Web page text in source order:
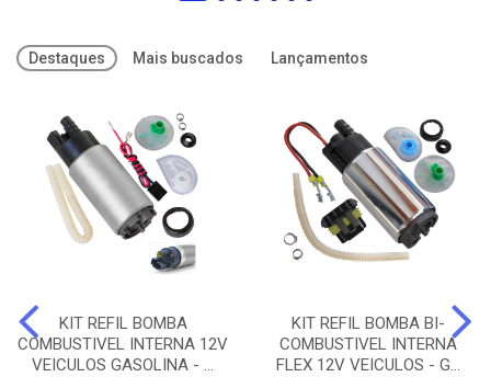
Destaques Mais buscados Lançamentos
KIT REFIL BOMBA
COMBUSTIVEL INTERNA 12V
VEICULOS GASOLINA - ...
KIT REFIL BOMBA BI-
COMBUSTIVEL INTERNA
FLEX 12V VEICULOS - G...